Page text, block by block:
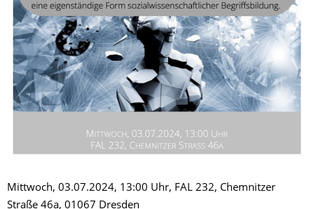
Mittwoch, 03.07.2024, 13:00 Uhr, FAL 232, Chemnitzer
Straße 46a, 01067 Dresden